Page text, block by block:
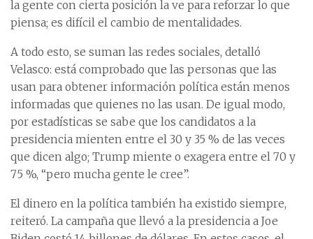
la gente con cierta posición la ve para reforzar lo que
piensa; es difícil el cambio de mentalidades.
A todo esto, se suman las redes sociales, detalló
Velasco: está comprobado que las personas que las
usan para obtener información política están menos
informadas que quienes no las usan. De igual modo,
por estadísticas se sabe que los candidatos a la
presidencia mienten entre el 30 y 35 % de las veces
que dicen algo; Trump miente o exagera entre el 70 y
75 %, “pero mucha gente le cree”.
El dinero en la política también ha existido siempre,
reiteró. La campaña que llevó a la presidencia a Joe